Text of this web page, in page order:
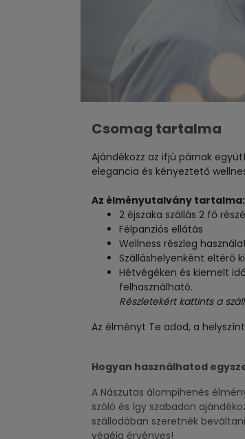
Csomag tartalma
Ajándékozz az ifjú párnak
elegancia és kényeztető
Az élményutalvány tartalma:
2 éjszaka szállás 2 fő
Félpanziós ellátás
Wellness részleg
Szálláshelyenként eltérő
Hétvégéken és kiemelt
felhasználható.
Részletekért kattints a
Az élményt Te adod, a
Hogyan használhatod
A Nászutas álompihenés
szóló és így szabadon
szállodában szeretnék
végéig érvényes!